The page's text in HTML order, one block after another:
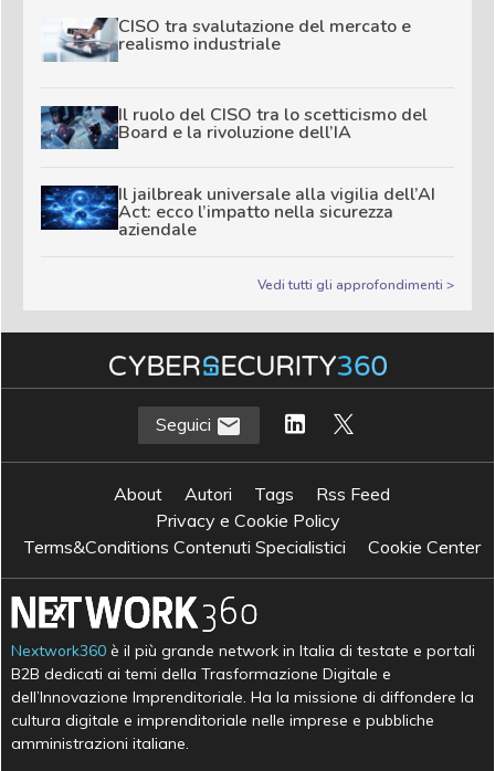
CISO tra svalutazione del mercato e
realismo industriale
Il ruolo del CISO tra lo scetticismo del
Board e la rivoluzione dell’IA
Il jailbreak universale alla vigilia dell’AI
Act: ecco l’impatto nella sicurezza
aziendale
Vedi tutti gli approfondimenti >
Seguici
About Autori Tags
Rss Feed
Privacy e Cookie Policy
Terms&Conditions Contenuti Specialistici
Cookie Center
Nextwork360 è il più grande network in Italia di testate e portali
B2B dedicati ai temi della Trasformazione Digitale e
dell’Innovazione Imprenditoriale. Ha la missione di diffondere la
cultura digitale e imprenditoriale nelle imprese e pubbliche
amministrazioni italiane.